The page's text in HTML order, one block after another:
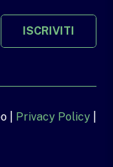
ISCRIVITI
| Privacy Policy|